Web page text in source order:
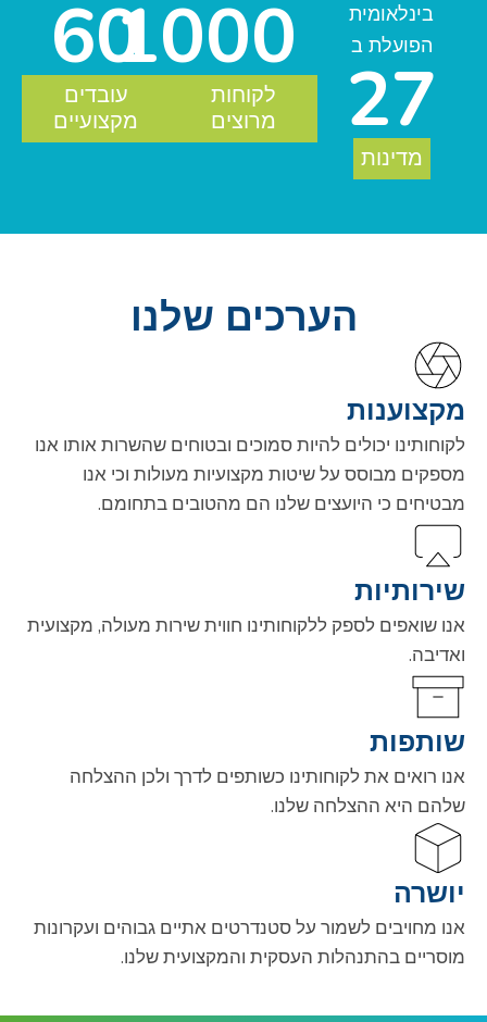
בינלאומית
הפועלת ב
27
מדינות
1000
לקוחות
מרוצים
60
עובדים
מקצועיים
הערכים שלנו
מקצוענות
לקוחותינו יכולים להיות סמוכים ובטוחים שהשרות אותו אנו
מספקים מבוסס על שיטות מקצועיות מעולות וכי אנו
מבטיחים כי היועצים שלנו הם מהטובים בתחומם.
שירותיות
אנו שואפים לספק ללקוחותינו חווית שירות מעולה, מקצועית
ואדיבה.
שותפות
אנו רואים את לקוחותינו כשותפים לדרך ולכן ההצלחה
שלהם היא ההצלחה שלנו.
יושרה
אנו מחויבים לשמור על סטנדרטים אתיים גבוהים ועקרונות
מוסריים בהתנהלות העסקית והמקצועית שלנו.